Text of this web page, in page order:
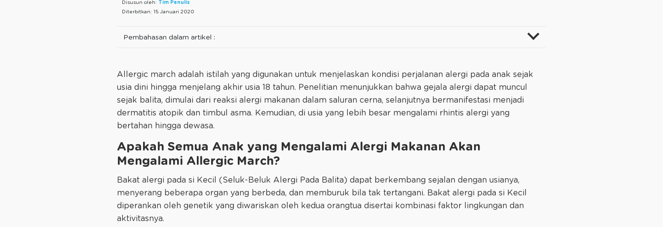
Disusun oleh: Tim Penulis
Diterbitkan: 15 Januari 2020
Pembahasan dalam artikel :
Allergic march adalah istilah yang digunakan untuk menjelaskan kondisi perjalanan alergi pada anak sejak
usia dini hingga menjelang akhir usia 18 tahun. Penelitian menunjukkan bahwa gejala alergi dapat muncul
sejak balita, dimulai dari reaksi alergi makanan dalam saluran cerna, selanjutnya bermanifestasi menjadi
dermatitis atopik dan timbul asma. Kemudian, di usia yang lebih besar mengalami rhintis alergi yang
bertahan hingga dewasa.
Apakah Semua Anak yang Mengalami Alergi Makanan Akan
Mengalami Allergic March?
Bakat alergi pada si Kecil (Seluk-Beluk Alergi Pada Balita) dapat berkembang sejalan dengan usianya,
menyerang beberapa organ yang berbeda, dan memburuk bila tak tertangani. Bakat alergi pada si Kecil
diperankan oleh genetik yang diwariskan oleh kedua orangtua disertai kombinasi faktor lingkungan dan
aktivitasnya.